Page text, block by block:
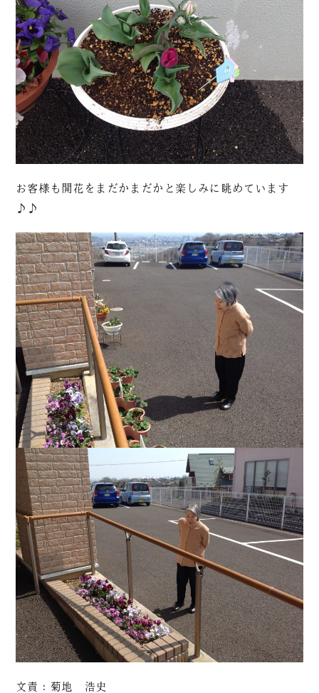
お客様も開花をまだかまだかと楽しみに眺めています
♪♪
文責：菊地 浩史